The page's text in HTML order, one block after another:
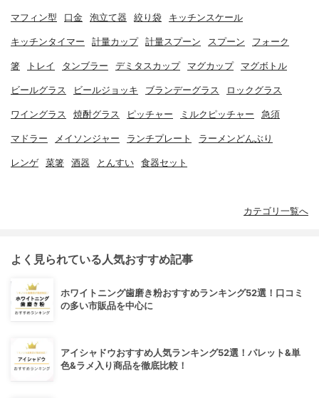
マフィン型 口金 泡立て器 絞り袋 キッチンスケール
キッチンタイマー 計量カップ 計量スプーン スプーン フォーク
箸 トレイ タンブラー デミタスカップ マグカップ マグボトル
ビールグラス ビールジョッキ ブランデーグラス ロックグラス
ワイングラス 焼酎グラス ピッチャー ミルクピッチャー 急須
マドラー メイソンジャー ランチプレート ラーメンどんぶり
レンゲ 菜箸 酒器 とんすい 食器セット
カテゴリ一覧へ
よく見られている人気おすすめ記事
ホワイトニング歯磨き粉おすすめランキング52選！口コミ
の多い市販品を中心に
アイシャドウおすすめ人気ランキング52選！パレット&単
色&ラメ入り商品を徹底比較！